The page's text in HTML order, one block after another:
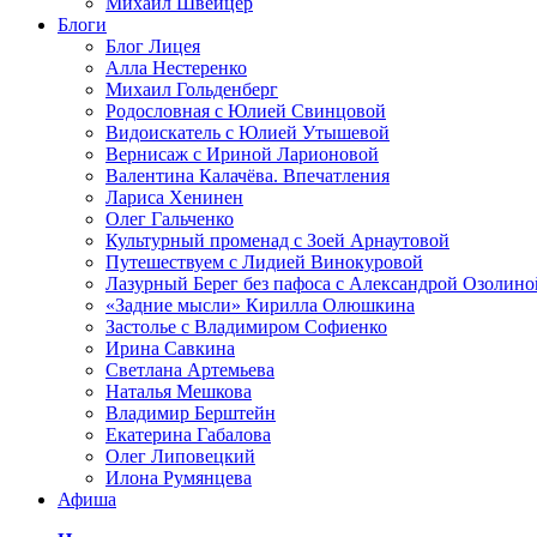
Блоги
Блог Лицея
Алла Нестеренко
Михаил Гольденберг
Родословная с Юлией Свинцовой
Видоискатель с Юлией Утышевой
Вернисаж с Ириной Ларионовой
Валентина Калачёва. Впечатления
Лариса Хенинен
Олег Гальченко
Культурный променад с Зоей Арнаутовой
Путешествуем с Лидией Винокуровой
Лазурный Берег без пафоса с Александрой
«Задние мысли» Кирилла Олюшкина
Застолье с Владимиром Софиенко
Ирина Савкина
Светлана Артемьева
Наталья Мешкова
Владимир Берштейн
Екатерина Габалова
Олег Липовецкий
Илона Румянцева
Афиша